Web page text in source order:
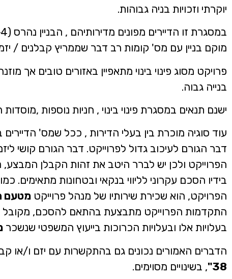
יוקרתי וזכויות בניה גבוהות.
מוקם בניין עם מס' קומות רב דבר שממריץ קבלנים /
פרויקט מסוג פינוי בינוי מתאפיין באזורים טובים אך
בנייה גבוה.
ישנם תנאים במסגרת פינוי בינוי , חניות נוספות ,מוסדות
עוד סוגיה מוכרת בין בעלי הדירות , ככל שמס'
דבר הגורם לעיכוב גדול לפרוייקט. דבר הגורם קושי
הפרוייקט ולכן יש לברר היטב את זהות הקבלן המבצע,
בידיו הסכם עקרוני לליווי בנקאי ובטחונות מתאימים.
הפרויקט, הוא שכירת שירותיו של מנהל פרוייקט מטעם
התקדמות הפרוייקט מתבצעת בהתאם להסכם, מקובל
בעלויות אלו ובעלויות הכרוכות בייעוץ המשפטי שנשכר
הדברים האמורים נכונים גם בהתקשרות עם יזם ו/או
38" , בשינויים מסוימים.